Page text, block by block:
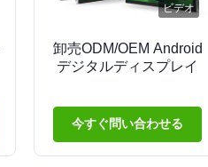
ビデオ
卸売ODM/OEM Android
デジタルディスプレイ
今すぐ問い合わせる